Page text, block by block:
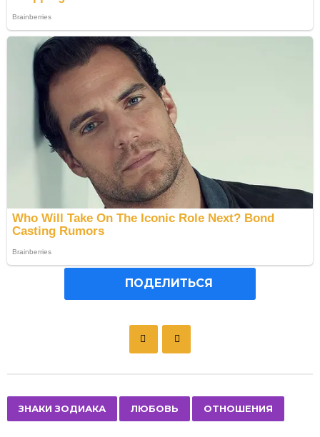
ПОДЕЛИТЬСЯ
P
a
ЗНАКИ ЗОДИАКА ЛЮБОВЬ ОТНОШЕНИЯ